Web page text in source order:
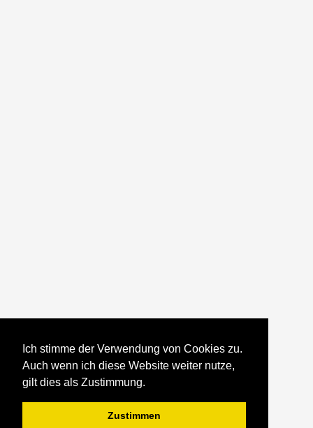
Ich stimme der Verwendung von Cookies zu.
Auch wenn ich diese Website weiter nutze,
gilt dies als Zustimmung.
Zustimmen